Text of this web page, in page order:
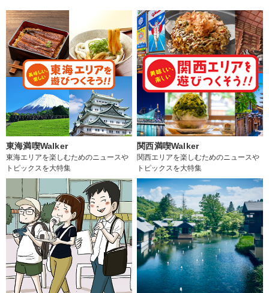
東海満喫Walker
東海エリアを楽しむためのニュースや
トピックスを大特集
関西満喫Walker
関西エリアを楽しむためのニュースや
トピックスを大特集